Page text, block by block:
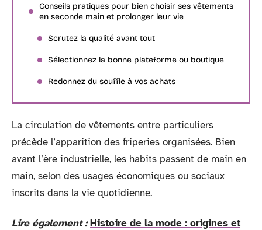
Conseils pratiques pour bien choisir ses vêtements
en seconde main et prolonger leur vie
Scrutez la qualité avant tout
Sélectionnez la bonne plateforme ou boutique
Redonnez du souffle à vos achats
La circulation de vêtements entre particuliers
précède l’apparition des friperies organisées. Bien
avant l’ère industrielle, les habits passent de main en
main, selon des usages économiques ou sociaux
inscrits dans la vie quotidienne.
Lire également : Histoire de la mode : origines et